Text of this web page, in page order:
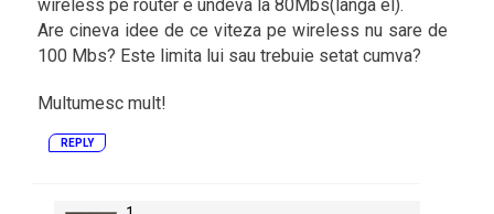
wireless pe router e undeva la 80Mbs(langa el).
Are cineva idee de ce viteza pe wireless nu sare de
100 Mbs? Este limita lui sau trebuie setat cumva?
Multumesc mult!
REPLY